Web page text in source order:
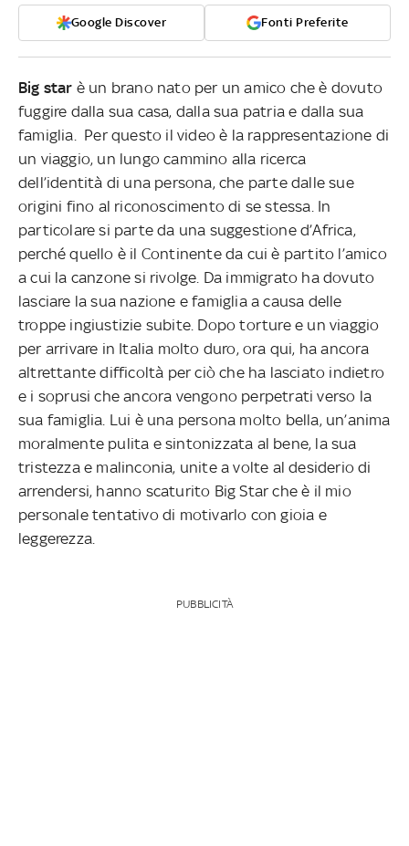
Google Discover Fonti Preferite
Big star è un brano nato per un amico che è dovuto
fuggire dalla sua casa, dalla sua patria e dalla sua
famiglia. Per questo il video è la rappresentazione di
un viaggio, un lungo cammino alla ricerca
dell’identità di una persona, che parte dalle sue
origini fino al riconoscimento di se stessa. In
particolare si parte da una suggestione d’Africa,
perché quello è il Continente da cui è partito l’amico
a cui la canzone si rivolge. Da immigrato ha dovuto
lasciare la sua nazione e famiglia a causa delle
troppe ingiustizie subite. Dopo torture e un viaggio
per arrivare in Italia molto duro, ora qui, ha ancora
altrettante difficoltà per ciò che ha lasciato indietro
e i soprusi che ancora vengono perpetrati verso la
sua famiglia. Lui è una persona molto bella, un’anima
moralmente pulita e sintonizzata al bene, la sua
tristezza e malinconia, unite a volte al desiderio di
arrendersi, hanno scaturito Big Star che è il mio
personale tentativo di motivarlo con gioia e
leggerezza.
PUBBLICITÀ